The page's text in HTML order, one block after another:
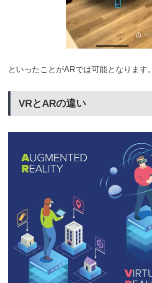
といったことがARでは可能となります。
VRとARの違い